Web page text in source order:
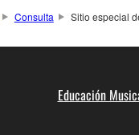
Consulta Sitio especial
Educación